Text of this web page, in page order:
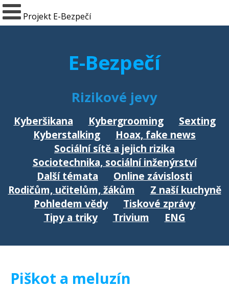
Projekt E-Bezpečí
E-Bezpečí
Rizikové jevy
Kyberšikana Kybergrooming
Sexting
Kyberstalking
Hoax, fake news
Sociální sítě a jejich rizika
Sociotechnika, sociální inženýrství
Další témata
Online závislosti
Rodičům, učitelům, žákům
Z naší kuchyně
Pohledem vědy
Tiskové zprávy
Tipy a triky
Trivium ENG
Piškot a meluzín